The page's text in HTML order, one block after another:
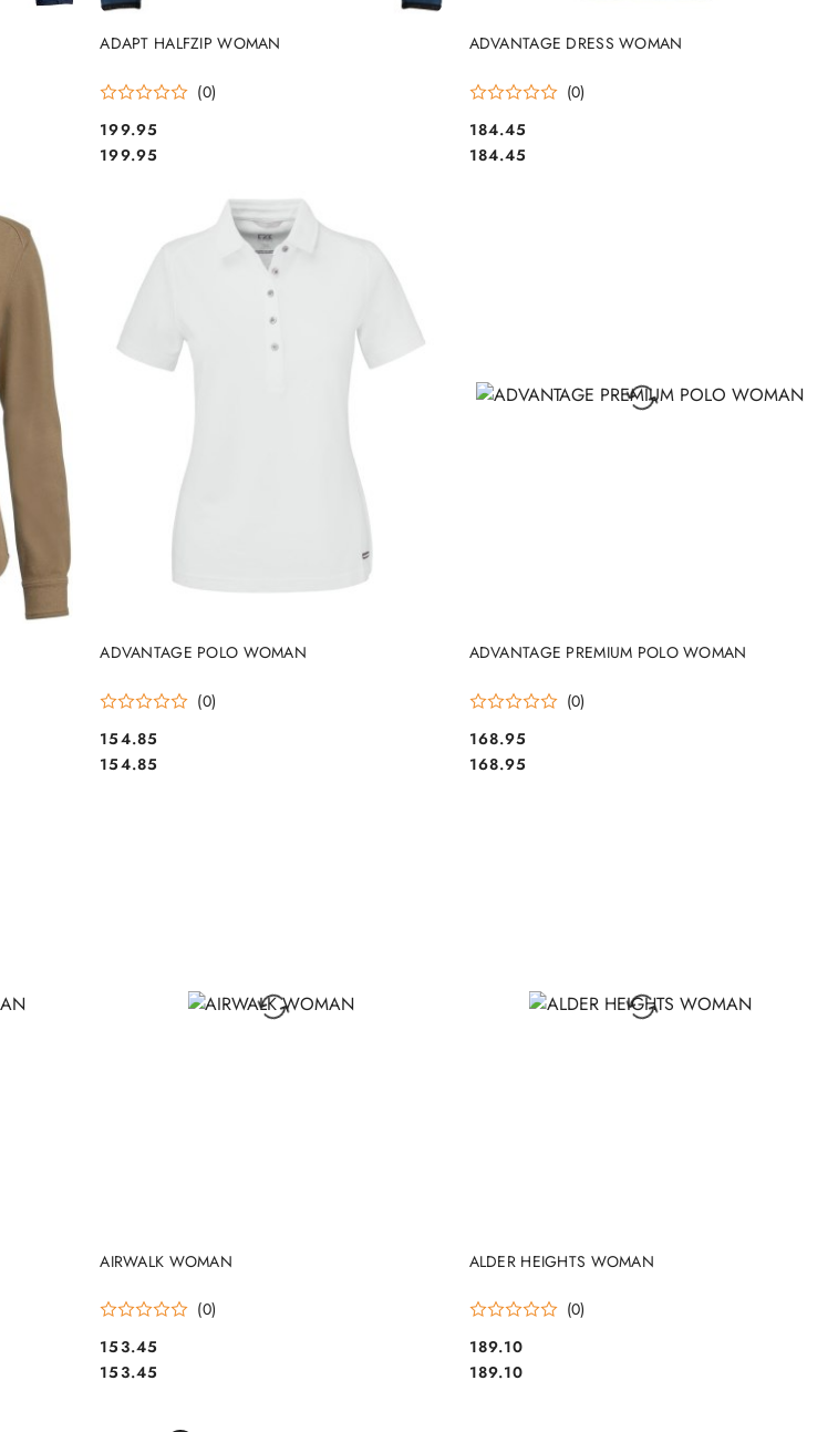
ADAPT HALFZIP WOMAN
(0)
Cena:
199.95
Cena:
199.95
DO KOSZYKA ADVANTAGE DRESS WOMAN
(0)
Cena:
184.45
Cena:
184.45
DO KOSZYKA
ADVANTAGE POLO WOMAN
(0)
Cena:
154.85
Cena:
154.85
DO KOSZYKA ADVANTAGE PREMIUM POLO WOMAN
(0)
Cena:
168.95
Cena:
168.95
DO KOSZYKA
AIRWALK WOMAN
(0)
Cena:
153.45
Cena:
153.45
ALDER HEIGHTS WOMAN
(0)
Cena:
189.10
Cena:
189.10
DO KOSZYKA